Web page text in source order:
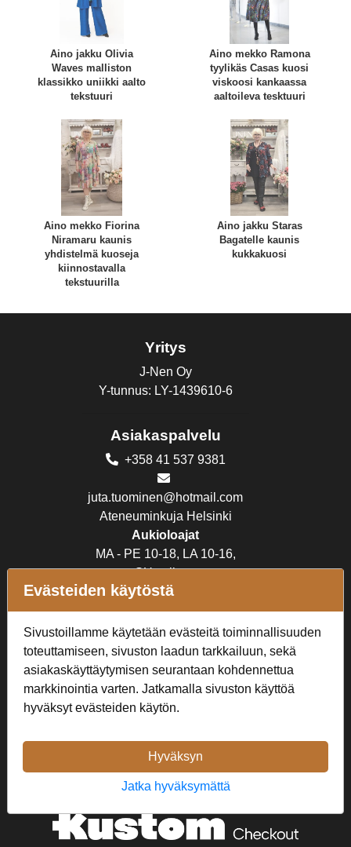
Aino jakku Olivia
Waves malliston
klassikko uniikki aalto
tekstuuri
Aino mekko Ramona
tyylikäs Casas kuosi
viskoosi kankaassa
aaltoileva tesktuuri
Aino mekko Fiorina
Niramaru kaunis
yhdistelmä kuoseja
kiinnostavalla
tekstuurilla
Aino jakku Staras
Bagatelle kaunis
kukkakuosi
Yritys
J-Nen Oy
Y-tunnus: LY-1439610-6
Asiakaspalvelu
+358 41 537 9381
juta.tuominen@hotmail.com
Ateneuminkuja Helsinki
Aukioloajat
MA - PE 10-18, LA 10-16,
SU suljettu
Verkkokauppa
Tilaus- ja toimitusehdot
Seuraa Meitä
Evästeiden käytöstä
Sivustoillamme käytetään evästeitä toiminnallisuuden
toteuttamiseen, sivuston laadun tarkkailuun, sekä
asiakaskäyttäytymisen seurantaan kohdennettua
markkinointia varten. Jatkamalla sivuston käyttöä
hyväksyt evästeiden käytön.
Hyväksyn
Jatka hyväksymättä